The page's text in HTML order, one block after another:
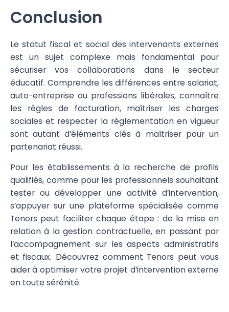
Conclusion
Le statut fiscal et social des intervenants externes
est un sujet complexe mais fondamental pour
sécuriser vos collaborations dans le secteur
éducatif. Comprendre les différences entre salariat,
auto-entreprise ou professions libérales, connaître
les règles de facturation, maîtriser les charges
sociales et respecter la réglementation en vigueur
sont autant d’éléments clés à maîtriser pour un
partenariat réussi.
Pour les établissements à la recherche de profils
qualifiés, comme pour les professionnels souhaitant
tester ou développer une activité d’intervention,
s’appuyer sur une plateforme spécialisée comme
Tenors peut faciliter chaque étape : de la mise en
relation à la gestion contractuelle, en passant par
l’accompagnement sur les aspects administratifs
et fiscaux. Découvrez comment Tenors peut vous
aider à optimiser votre projet d’intervention externe
en toute sérénité.